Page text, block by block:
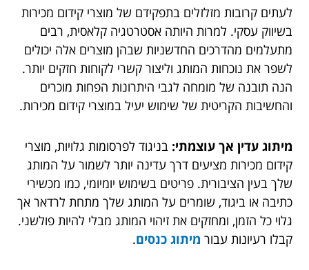
לעתים קרובות מזלזלים בתפקידם של מוצרי קידום מכירות
בשיווק עסקי. למרות היותה אסטרטגיה קלאסית, רבים
מתעלמים מהדרכים החדשניות שבהן מוצרים אלה יכולים
לשפר את נוכחות המותג וליצור קשרי לקוחות חזקים יותר.
הנה תובנה של מומחה לגבי היתרונות הפחות מוכרים
והחשיבות הקריטית של שימוש יעיל במוצרי קידום מכירות.
מיתוג עדין אך עוצמתי: בניגוד לפרסומות גלויות, מוצרי
קידום מכירות מציעים דרך עדינה יותר לשמור על המותג
שלך בעין הציבורית. פריטים בשימוש יומיומי, כמו מכשירי
כתיבה או ביגוד, שומרים על המותג שלך מתחת לרדאר אך
גלוי כל הזמן, ומחזקים את זיהוי המותג מבלי להיות פולשני.
קבלו רעיונות עבור מיתוג כנסים.